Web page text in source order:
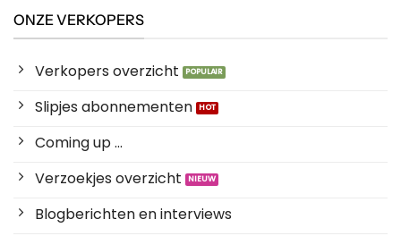
ONZE VERKOPERS
Verkopers overzicht
Slipjes abonnementen
Coming up ...
Verzoekjes overzicht
Blogberichten en interviews